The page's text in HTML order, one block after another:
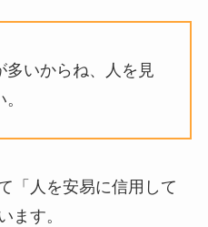
多いからね、人を見
「人を安易に信用して
ます。